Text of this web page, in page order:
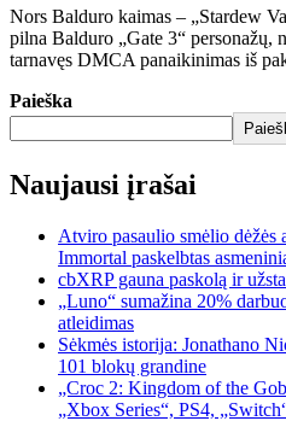
Nors Balduro kaimas – „Stardew
pilna Balduro „Gate 3“ personažų,
tarnavęs DMCA panaikinimas iš
Paieška
Naujausi įrašai
Atviro pasaulio smėlio dėžės
Immortal paskelbtas
cbXRP gauna paskolą ir
„Luno“ sumažina 20%
atleidimas
Sėkmės istorija: Jonathano
101 blokų grandine
„Croc 2: Kingdom of the
„Xbox Series“, PS4,